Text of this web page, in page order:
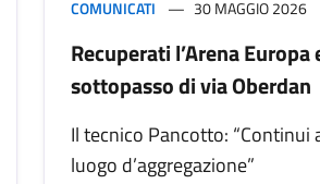
COMUNICATI 30 MAGGIO 2026
Recuperati l’Arena Europa
sottopasso di via Oberdan
Il tecnico Pancotto: “Continui
luogo d’aggregazione”